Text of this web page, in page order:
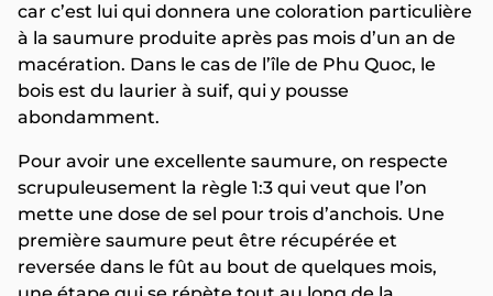
car c’est lui qui donnera une coloration particulière
à la saumure produite après pas mois d’un an de
macération. Dans le cas de l’île de Phu Quoc, le
bois est du laurier à suif, qui y pousse
abondamment.
Pour avoir une excellente saumure, on respecte
scrupuleusement la règle 1:3 qui veut que l’on
mette une dose de sel pour trois d’anchois. Une
première saumure peut être récupérée et
reversée dans le fût au bout de quelques mois,